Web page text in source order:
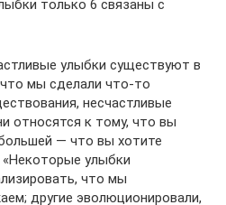
только 6 связаны с
улыбки существуют в
мы сделали что-то
несчастливые
относятся к тому, что вы
— что вы хотите
«Некоторые улыбки
что мы
другие эволюционировали,